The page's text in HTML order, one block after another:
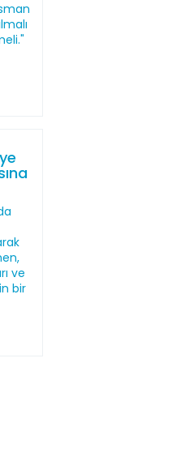
ve
bir